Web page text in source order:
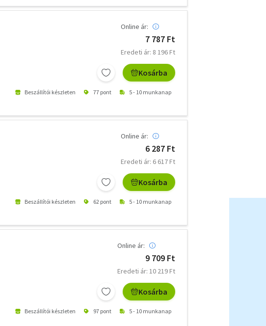
Online ár:
7 787 Ft
Eredeti ár: 8 196 Ft
Kosárba
Beszállítói készleten 77 pont 5 - 10 munkanap
Online ár:
6 287 Ft
Eredeti ár: 6 617 Ft
Kosárba
Beszállítói készleten 62 pont 5 - 10 munkanap
Online ár:
9 709 Ft
Eredeti ár: 10 219 Ft
Kosárba
Beszállítói készleten 97 pont 5 - 10 munkanap